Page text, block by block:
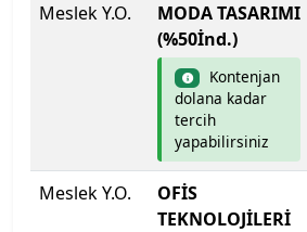
Meslek Y.O.
MODA TASARIMI
(%50İnd.)
Kontenjan
dolana kadar
tercih
yapabilirsiniz
Meslek Y.O.
OFİS
TEKNOLOJİLERİ